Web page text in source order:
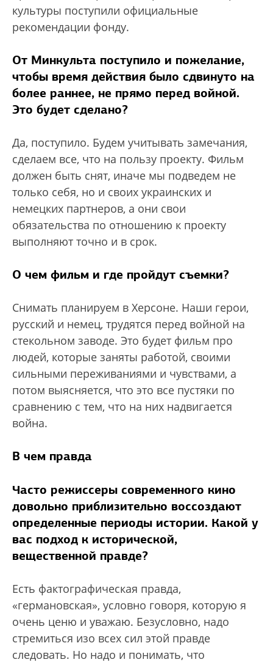
культуры поступили официальные
рекомендации фонду.
От Минкульта поступило и пожелание,
чтобы время действия было сдвинуто на
более раннее, не прямо перед войной.
Это будет сделано?
Да, поступило. Будем учитывать замечания,
сделаем все, что на пользу проекту. Фильм
должен быть снят, иначе мы подведем не
только себя, но и своих украинских и
немецких партнеров, а они свои
обязательства по отношению к проекту
выполняют точно и в срок.
О чем фильм и где пройдут съемки?
Снимать планируем в Херсоне. Наши герои,
русский и немец, трудятся перед войной на
стекольном заводе. Это будет фильм про
людей, которые заняты работой, своими
сильными переживаниями и чувствами, а
потом выясняется, что это все пустяки по
сравнению с тем, что на них надвигается
война.
В чем правда
Часто режиссеры современного кино
довольно приблизительно воссоздают
определенные периоды истории. Какой у
вас подход к исторической,
вещественной правде?
Есть фактографическая правда,
«германовская», условно говоря, которую я
очень ценю и уважаю. Безусловно, надо
стремиться изо всех сил этой правде
следовать. Но надо и понимать, что